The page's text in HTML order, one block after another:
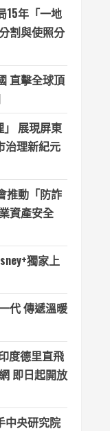
15年「一地
割與使照分
直擊全球頂
」 展現屏東
治理新紀元
推動「防詐
資產安全
獨家上
代 傳遞溫暖
度德里直飛
即日起開放
央研究院